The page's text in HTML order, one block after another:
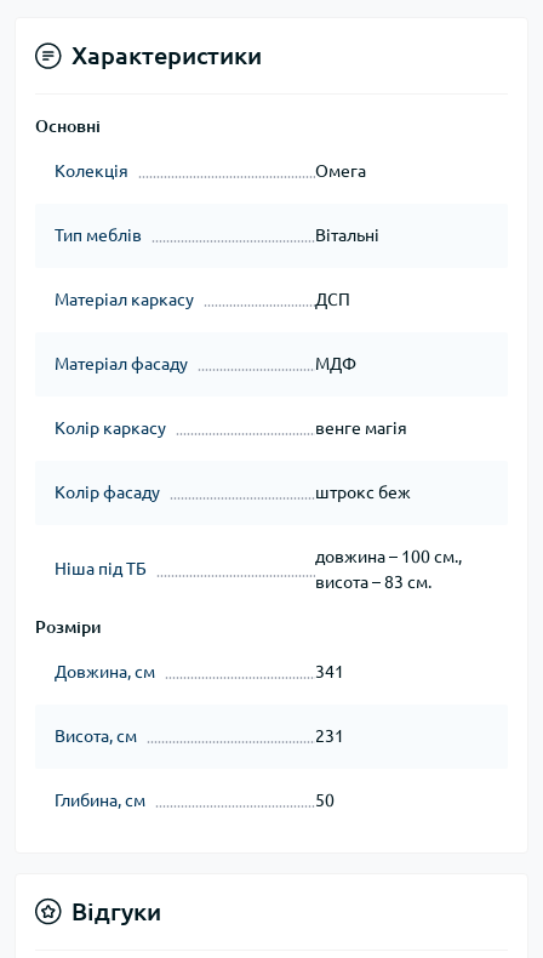
Характеристики
Основні
Колекція Омега
Тип меблів Вітальні
Матеріал каркасу ДСП
Матеріал фасаду МДФ
Колір каркасу венге магія
Колір фасаду штрокс беж
Ніша під ТБ
довжина – 100 см.,
висота – 83 см.
Розміри
Довжина, см 341
Висота, см 231
Глибина, см 50
Відгуки